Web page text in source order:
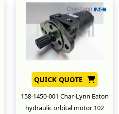
QUICK QUOTE
158-1450-001 Char-Lynn Eaton
hydraulic orbital motor 102